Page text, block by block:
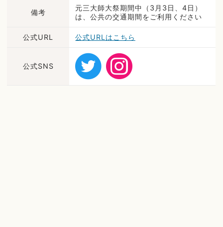
備考
元三大師大祭期間中（3月3日、4日）
は、公共の交通期間をご利用ください
公式URL 公式URLはこちら
公式SNS